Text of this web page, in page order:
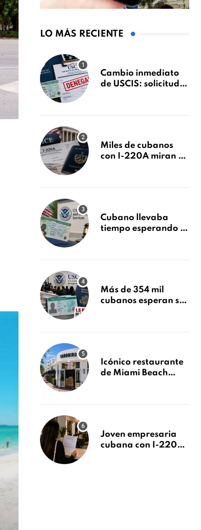
LO MÁS RECIENTE
Cambio inmediato
de USCIS: solicitudes
sin previo aviso
Miles de cubanos
con I-220A miran al
decidirse en una
Cubano llevaba
tiempo esperando su
tras Writ of
Más de 354 mil
cubanos esperan su
millones de
Icónico restaurante
de Miami Beach
después de 15 años
Joven empresaria
cubana con I-220A